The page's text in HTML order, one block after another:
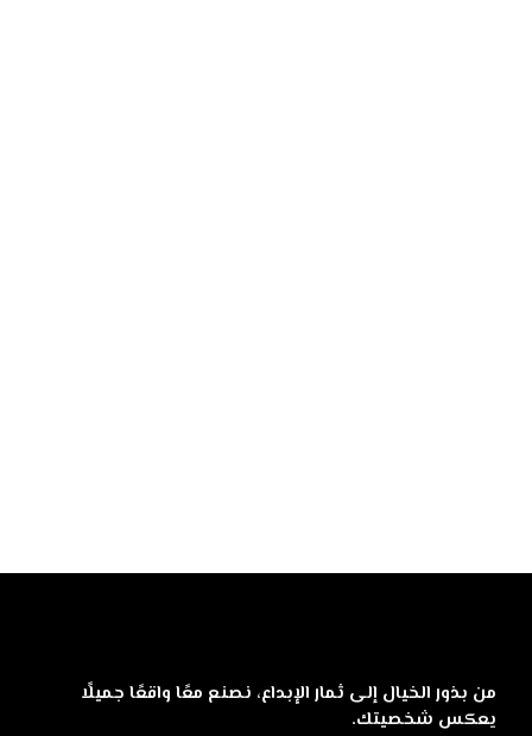
من بذور الخيال إلى ثمار الإبداع، نصنع معًا واقعًا جميلًا
يعكس شخصيتك.